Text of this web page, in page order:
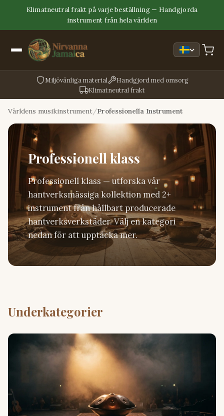
Klimatneutral frakt på varje beställning — Handgjorda
instrument från hela världen
Miljövänliga material
Handgjord med omsorg
Klimatneutral frakt
Världens musikinstrument Professionella Instrument
Professionell klass
Professionell klass — utforska vår
hantverksmässiga kollektion med 2+
instrument från hållbart producerade
hantverksverkstäder. Välj en kategori
nedan för att upptäcka mer.
Underkategorier